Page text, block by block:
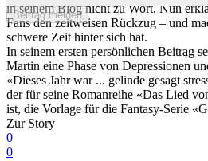
Beitrag melden
in seinem Blog nicht zu Wort. Nun
Fans den zeitweisen Rückzug – und
schwere Zeit hinter sich hat.
In seinem ersten persönlichen Beitrag
Martin eine Phase von Depressionen
«Dieses Jahr war ... gelinde gesagt
der für seine Romanreihe «Das Lied
ist, die Vorlage für die Fantasy-Serie
Zur Story
0
0